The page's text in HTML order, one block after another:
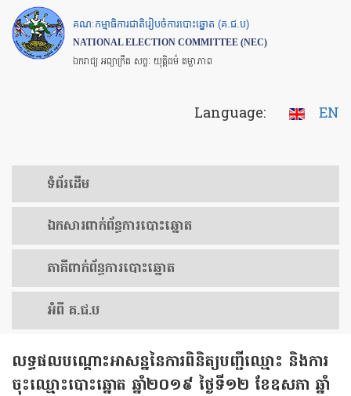
Skip
to
main
គណៈកម្មាធិការជាតិរៀបចំការបោះឆ្នោត (គ.ជ.ប)
NATIONAL ELECTION COMMITTEE (NEC)
ឯករាជ្យ អព្យាក្រឹត សច្ចៈ យុត្តិធម៌ តម្លាភាព
Language: EN
ទំព័រ​ដើម
ឯកសារ​ពាក់ព័ន្ធ​ការ​បោះឆ្នោត
​ភាគីពាក់ព័ន្ធ​​ការ​បោះឆ្នោត
អំពី គ.ជ.ប
លទ្ធផលបណ្ដោះអាសន្ននៃការពិនិត្យបញ្ជីឈ្មោះ និង​ការ
ចុះឈ្មោះបោះឆ្នោត ឆ្នាំ​២០១៩​ ថ្ងៃ​ទី​១២ ខែឧសភា ឆ្នាំ​